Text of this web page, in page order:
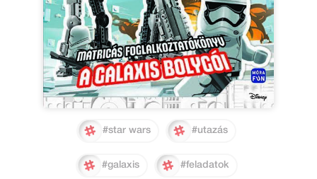
#star wars #utazás
#galaxis #feladatok